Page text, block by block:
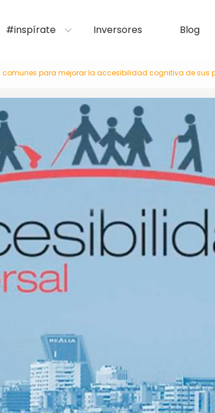
#inspírate Inversores Blog
para mejorar la accesibilidad cognitiva de sus